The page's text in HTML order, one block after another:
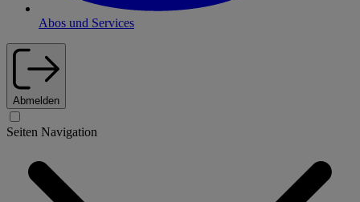
Abos und Services
Abmelden
Seiten Navigation